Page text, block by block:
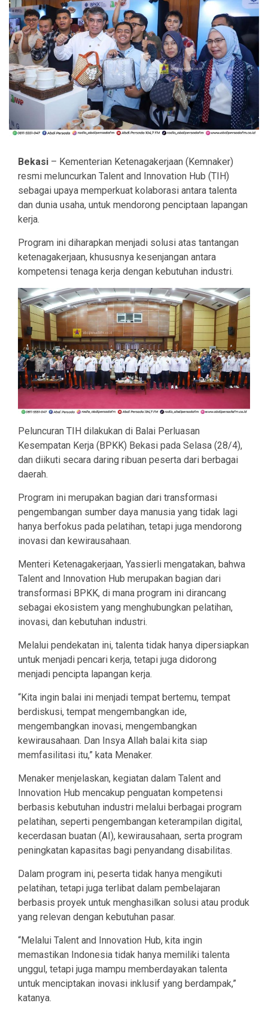
Bekasi – Kementerian Ketenagakerjaan (Kemnaker)
resmi meluncurkan Talent and Innovation Hub (TIH)
sebagai upaya memperkuat kolaborasi antara talenta
dan dunia usaha, untuk mendorong penciptaan lapangan
kerja.
Program ini diharapkan menjadi solusi atas tantangan
ketenagakerjaan, khususnya kesenjangan antara
kompetensi tenaga kerja dengan kebutuhan industri.
Peluncuran TIH dilakukan di Balai Perluasan
Kesempatan Kerja (BPKK) Bekasi pada Selasa (28/4),
dan diikuti secara daring ribuan peserta dari berbagai
daerah.
Program ini merupakan bagian dari transformasi
pengembangan sumber daya manusia yang tidak lagi
hanya berfokus pada pelatihan, tetapi juga mendorong
inovasi dan kewirausahaan.
Menteri Ketenagakerjaan, Yassierli mengatakan, bahwa
Talent and Innovation Hub merupakan bagian dari
transformasi BPKK, di mana program ini dirancang
sebagai ekosistem yang menghubungkan pelatihan,
inovasi, dan kebutuhan industri.
Melalui pendekatan ini, talenta tidak hanya dipersiapkan
untuk menjadi pencari kerja, tetapi juga didorong
menjadi pencipta lapangan kerja.
“Kita ingin balai ini menjadi tempat bertemu, tempat
berdiskusi, tempat mengembangkan ide,
mengembangkan inovasi, mengembangkan
kewirausahaan. Dan Insya Allah balai kita siap
memfasilitasi itu,” kata Menaker.
Menaker menjelaskan, kegiatan dalam Talent and
Innovation Hub mencakup penguatan kompetensi
berbasis kebutuhan industri melalui berbagai program
pelatihan, seperti pengembangan keterampilan digital,
kecerdasan buatan (AI), kewirausahaan, serta program
peningkatan kapasitas bagi penyandang disabilitas.
Dalam program ini, peserta tidak hanya mengikuti
pelatihan, tetapi juga terlibat dalam pembelajaran
berbasis proyek untuk menghasilkan solusi atau produk
yang relevan dengan kebutuhan pasar.
“Melalui Talent and Innovation Hub, kita ingin
memastikan Indonesia tidak hanya memiliki talenta
unggul, tetapi juga mampu memberdayakan talenta
untuk menciptakan inovasi inklusif yang berdampak,”
katanya.